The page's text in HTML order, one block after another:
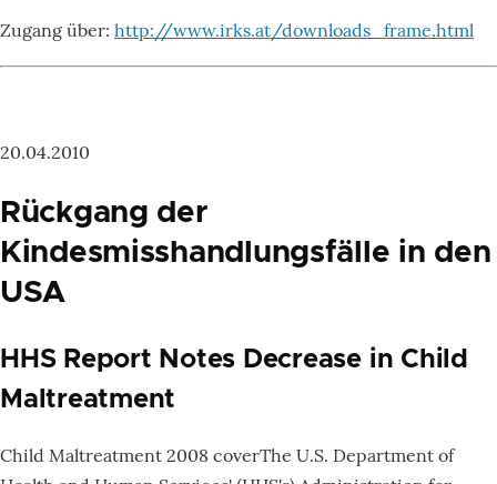
Zugang über: http://www.irks.at/downloads_frame.html
20.04.2010
Rückgang der
Kindesmisshandlungsfälle in den
USA
HHS Report Notes Decrease in Child
Maltreatment
Child Maltreatment 2008 coverThe U.S. Department of